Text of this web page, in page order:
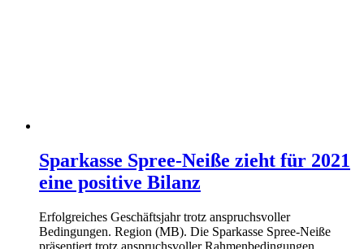
Sparkasse Spree-Neiße zieht für 2021
eine positive Bilanz
Erfolgreiches Geschäftsjahr trotz anspruchsvoller
Bedingungen. Region (MB). Die Sparkasse Spree-Neiße
präsentiert trotz anspruchsvoller Rahmenbedingungen